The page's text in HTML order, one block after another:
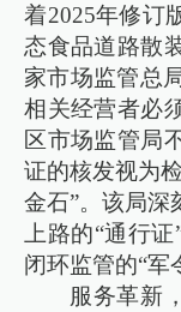
着2025年修订
态食品道路散
家市场监管总
相关经营者必
区市场监管局
证的核发视为
金石”。该局深
上路的“通行
闭环监管的“军
服务革新